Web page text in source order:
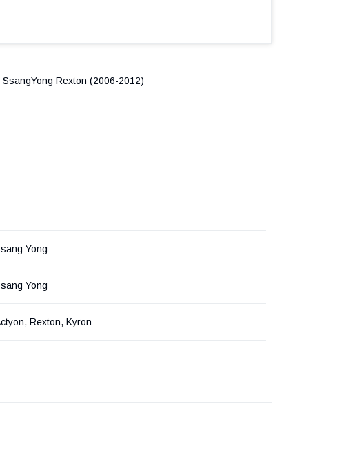
Rexton (2006-2012)
Yong
Yong
Rexton, Kyron